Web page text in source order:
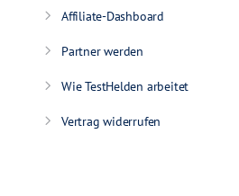
Affiliate-Dashboard
Partner werden
Wie TestHelden arbeitet
Vertrag widerrufen